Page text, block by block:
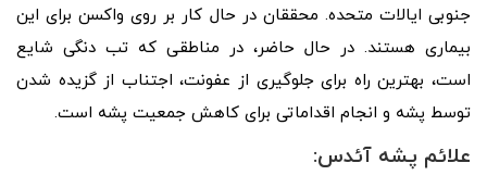
جنوبی ایالات متحده. محققان در حال کار بر روی واکسن برای این
بیماری هستند. در حال حاضر، در مناطقی که تب دنگی شایع
است، بهترین راه برای جلوگیری از عفونت، اجتناب از گزیده شدن
توسط پشه و انجام اقداماتی برای کاهش جمعیت پشه است.
علائم پشه آئدس: